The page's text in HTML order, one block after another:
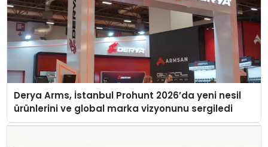
Derya Arms, İstanbul Prohunt 2026’da yeni nesil
ürünlerini ve global marka vizyonunu sergiledi